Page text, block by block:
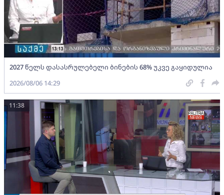
2027 წელს დასასრულებელი ბინების 68% უკვე გაყიდულია
2026/08/06 14:29
11:38